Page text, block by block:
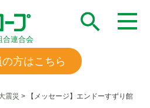
合連合会
方はこちら
震災 >
【メッセージ】エンドーすずり館